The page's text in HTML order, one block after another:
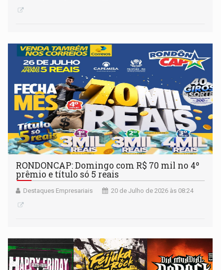
RONDONCAP: Domingo com R$ 70 mil no 4º
prêmio e título só 5 reais
Destaques Empresariais 20 de Julho de 2026 às 08:24